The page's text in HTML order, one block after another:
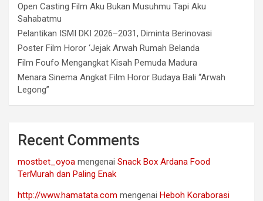
Open Casting Film Aku Bukan Musuhmu Tapi Aku
Sahabatmu
Pelantikan ISMI DKI 2026–2031, Diminta Berinovasi
Poster Film Horor ‘Jejak Arwah Rumah Belanda
Film Foufo Mengangkat Kisah Pemuda Madura
Menara Sinema Angkat Film Horor Budaya Bali “Arwah
Legong”
Recent Comments
mostbet_oyoa mengenai Snack Box Ardana Food
TerMurah dan Paling Enak
http://www.hamatata.com mengenai Heboh Koraborasi